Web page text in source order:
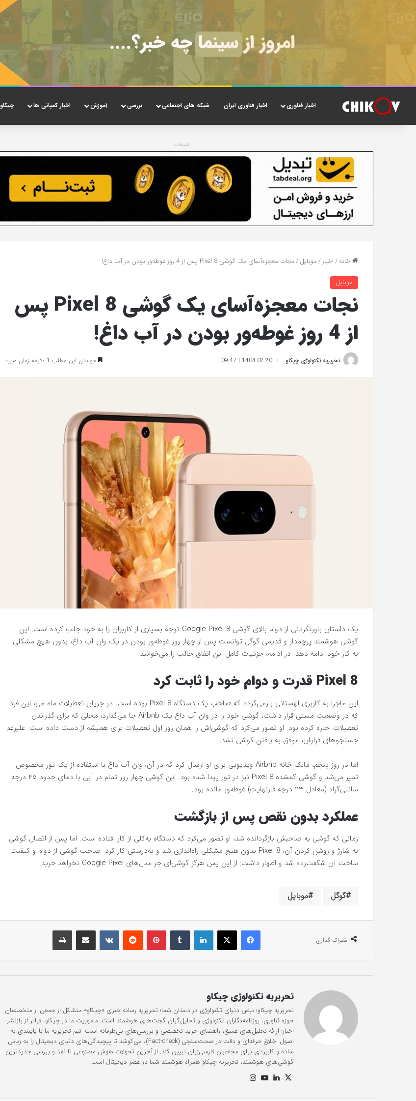
اخبار فناوری اخبار فناوری ایران شبکه های اجتماعی بررسی آموزش اخبار کمپانی ها چیکاو
تبلیغات
خانه/اخبار/موبایل/نجات معجزه‌آسای یک گوشی Pixel 8 پس از 4 روز غوطه‌ور بودن در آب داغ!
موبایل
نجات معجزه‌آسای یک گوشی Pixel 8 پس
از 4 روز غوطه‌ور بودن در آب داغ!
تحریریه تکنولوژی چیکاو 1404-02-20 | 09:47 خواندن این مطلب 1 دقیقه زمان میبرد
یک داستان باورنکردنی از دوام بالای گوشی Google Pixel 8 توجه بسیاری از کاربران را به خود جلب کرده است. این
گوشی هوشمند پرچم‌دار و قدیمی گوگل توانست پس از چهار روز غوطه‌ور بودن در یک وان آب داغ، بدون هیچ مشکلی
به کار خود ادامه دهد. در ادامه، جزئیات کامل این اتفاق جالب را می‌خوانید.
Pixel 8 قدرت و دوام خود را ثابت کرد
این ماجرا به کاربری لهستانی بازمی‌گردد که صاحب یک دستگاه Pixel 8 بوده است. در جریان تعطیلات ماه می، این فرد
که در وضعیت مستی قرار داشت، گوشی خود را در وان آب داغ یک Airbnb جا می‌گذارد؛ محلی که برای گذراندن
تعطیلات اجاره کرده بود. او تصور می‌کرد که گوشی‌اش را همان روز اول تعطیلات برای همیشه از دست داده است. علیرغم
جستجوهای فراوان، موفق به یافتن گوشی نشد.
اما در روز پنجم، مالک خانه Airbnb ویدیویی برای او ارسال کرد که در آن، وان آب داغ با استفاده از یک تور مخصوص
تمیز می‌شد و گوشی گمشده Pixel 8 نیز در تور پیدا شده بود. این گوشی چهار روز تمام در آبی با دمای حدود ۴۵ درجه
سانتی‌گراد (معادل ۱۱۳ درجه فارنهایت) غوطه‌ور مانده بود.
عملکرد بدون نقص پس از بازگشت
زمانی که گوشی به صاحبش بازگردانده شد، او تصور می‌کرد که دستگاه به‌کلی از کار افتاده است. اما پس از اتصال گوشی
به شارژ و روشن کردن آن، Pixel 8 بدون هیچ مشکلی راه‌اندازی شد و به‌درستی کار کرد. صاحب گوشی از دوام و کیفیت
ساخت آن شگفت‌زده شد و اظهار داشت: از این پس هرگز گوشی‌ای جز مدل‌های Google Pixel نخواهد خرید.
گوگل موبایل
اشتراک گذاری
فیس بوک X لینکدین ‫پین‌ترست ‫رددیت اشتراک گذاری از طریق ایمیل
تحریریه تکنولوژی چیکاو
تحریریه چیکاو؛ نبض دنیای تکنولوژی در دستان شما؛ تحریریه رسانه خبری «چیکاو» متشکل از جمعی از متخصصان
حوزه فناوری، روزنامه‌نگاران تکنولوژی و تحلیل‌گران گجت‌های هوشمند است. ماموریت ما در چیکاو، فراتر از بازنشر
اخبار؛ ارائه تحلیل‌های عمیق، راهنمای خرید تخصصی و بررسی‌های بی‌طرفانه است. تیم تحریریه ما با پایبندی به
اصول اخلاق حرفه‌ای و دقت در صحت‌سنجی (Fact-check)، می‌کوشد تا پیچیدگی‌های دنیای دیجیتال را به زبانی
ساده و کاربردی برای مخاطبان فارسی‌زبان تبیین کند. از آخرین تحولات هوش مصنوعی تا نقد و بررسی جدیدترین
گوشی‌های هوشمند، تحریریه چیکاو همراه هوشمند شما در عصر دیجیتال است.
X لینک یوت